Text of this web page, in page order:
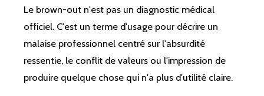
Le brown-out n'est pas un diagnostic médical
officiel. C'est un terme d'usage pour décrire un
malaise professionnel centré sur l'absurdité
ressentie, le conflit de valeurs ou l'impression de
produire quelque chose qui n'a plus d'utilité claire.